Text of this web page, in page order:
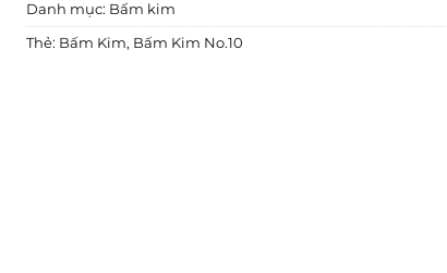
Danh mục: Bấm kim
Thẻ: Bấm Kim, Bấm Kim No.10